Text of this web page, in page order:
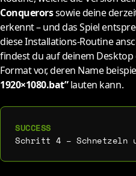
Conquerorssowie deine
erkennt – und das Spiel
diese Installations-Routine
findest du auf deinem
Format vor, deren Name
1920×1080.bat”lauten kann.
Schritt 4 – Schnetzeln